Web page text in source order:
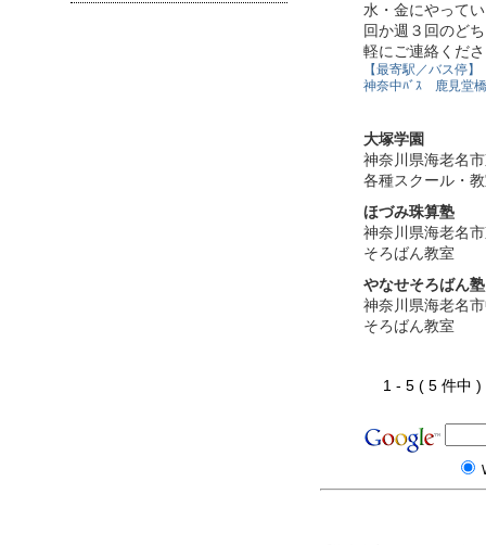
水・金にやって
回か週３回のど
軽にご連絡くだ
【最寄駅／バス停】
神奈中ﾊﾞｽ 鹿見堂
大塚学園
神奈川県海老名
各種スクール・
ほづみ珠算塾
神奈川県海老名
そろばん教室
やなせそろばん
神奈川県海老名
そろばん教室
1 - 5 ( 5 件